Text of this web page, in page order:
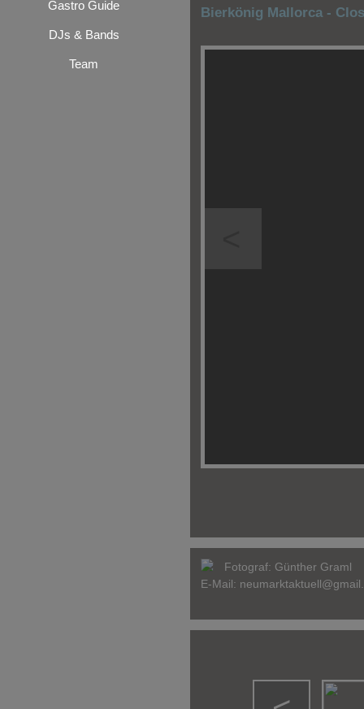
Gastro Guide
DJs & Bands
Team
Bierkönig Mallorca -
Fotograf: Günther Graml
E-Mail: